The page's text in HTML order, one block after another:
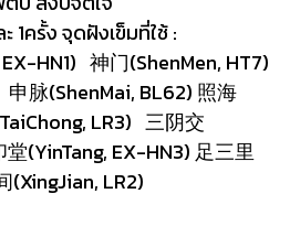
1ครั้ง จุดฝังเข็มที่ใช้ :
HN1) 神门(ShenMen, HT7)
申脉(ShenMai, BL62) 照海
LR3) 三阴交
(YinTang, EX-HN3) 足三里
(XingJian, LR2)